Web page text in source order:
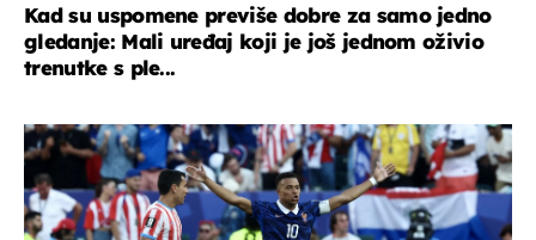
Kad su uspomene previše dobre za samo jedno
gledanje: Mali uređaj koji je još jednom oživio
trenutke s ple...
svjetsko prvenstvo 2026